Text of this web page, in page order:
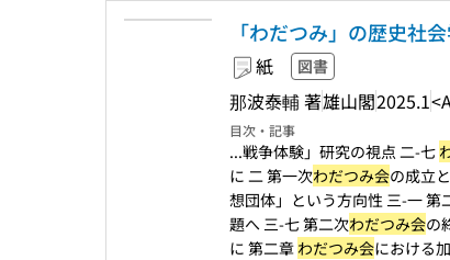
「わだつみ」の歴史社
紙 図書
那波泰輔 著雄山閣2025.1
目次・記事
...戦争体験」研究の視点 二-七
に 二 第一次わだつみ会の成立
想団体」という方向性 三-一 第
題へ 三-七 第二次わだつみ会の
に 第二章 わだつみ会における